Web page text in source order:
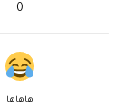
0
هاهاها